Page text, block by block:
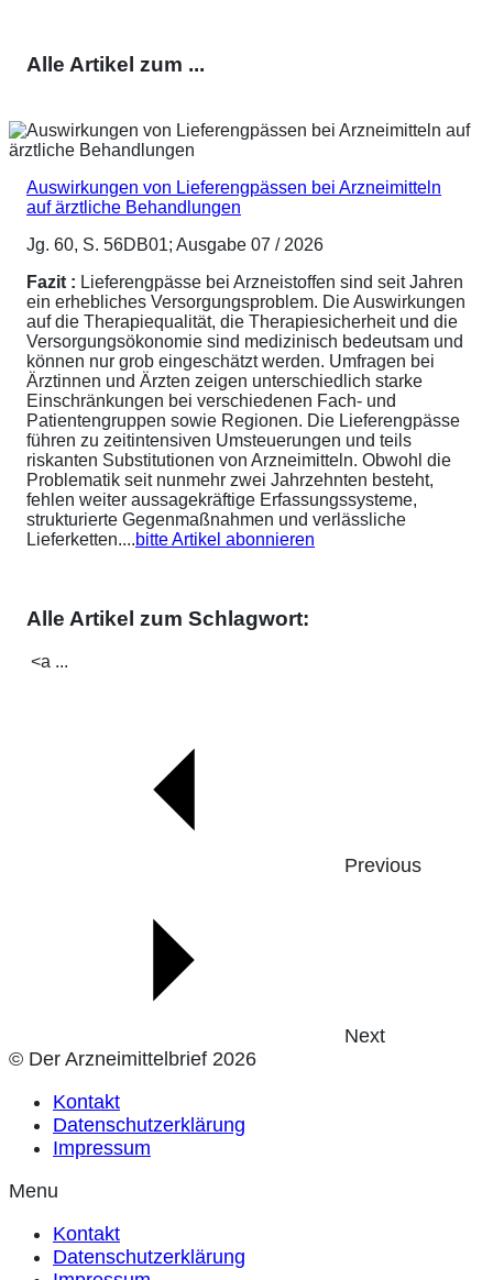
Alle Artikel zum ...
Auswirkungen von Lieferengpässen bei Arzneimitteln
auf ärztliche Behandlungen
Jg. 60, S. 56DB01; Ausgabe 07 / 2026
Fazit : Lieferengpässe bei Arzneistoffen sind seit Jahren
ein erhebliches Versorgungsproblem. Die Auswirkungen
auf die Therapiequalität, die Therapiesicherheit und die
Versorgungsökonomie sind medizinisch bedeutsam und
können nur grob eingeschätzt werden. Umfragen bei
Ärztinnen und Ärzten zeigen unterschiedlich starke
Einschränkungen bei verschiedenen Fach- und
Patientengruppen sowie Regionen. Die Lieferengpässe
führen zu zeitintensiven Umsteuerungen und teils
riskanten Substitutionen von Arzneimitteln. Obwohl die
Problematik seit nunmehr zwei Jahrzehnten besteht,
fehlen weiter aussagekräftige Erfassungssysteme,
strukturierte Gegenmaßnahmen und verlässliche
Lieferketten....bitte Artikel abonnieren
Alle Artikel zum Schlagwort:
<a ...
Previous
Next
© Der Arzneimittelbrief 2026
Kontakt
Datenschutzerklärung
Impressum
Menu
Kontakt
Datenschutzerklärung